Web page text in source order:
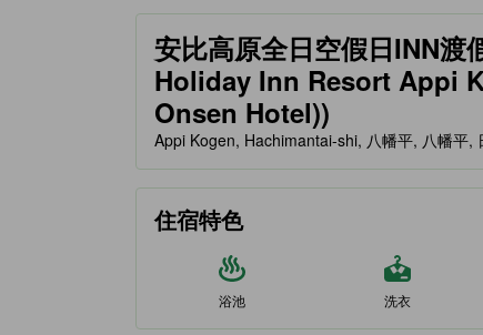
安比高原全日空假日INN渡
Holiday Inn Resort Appi
Onsen Hotel))
tooltip
金星評級由夥伴網站提供，反映住客對舒適度及設
Appi Kogen, Hachimantai-shi, 八幡平, 八幡平,
住宿特色
浴池 洗衣